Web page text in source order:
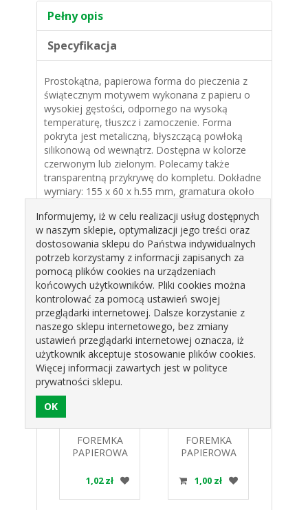
Pełny opis
Specyfikacja
Prostokątna, papierowa forma do pieczenia z
świątecznym motywem wykonana z papieru o
wysokiej gęstości, odpornego na wysoką
temperaturę, tłuszcz i zamoczenie. Forma
pokryta jest metaliczną, błyszczącą powłoką
silikonową od wewnątrz. Dostępna w kolorze
czerwonym lub zielonym. Polecamy także
transparentną przykrywę do kompletu. Dokładne
wymiary: 155 x 60 x h.55 mm, gramatura około
doskonale eksponuje wszelkie wypieki - słodkie i
wytrawne. Polecana do ciast drożdżowych,
keksa, makowca a także pasztetów.
Produkty pokrewne
FOREMKA
PAPIEROWA
155x60x55
PAPILART
1,02 zł
FOREMKA
PAPIEROWA
1,00 zł
Informujemy, iż w celu realizacji usług dostępnych
w naszym sklepie, optymalizacji jego treści oraz
dostosowania sklepu do Państwa indywidualnych
potrzeb korzystamy z informacji zapisanych za
pomocą plików cookies na urządzeniach
końcowych użytkowników. Pliki cookies można
kontrolować za pomocą ustawień swojej
przeglądarki internetowej. Dalsze korzystanie z
naszego sklepu internetowego, bez zmiany
ustawień przeglądarki internetowej oznacza, iż
użytkownik akceptuje stosowanie plików cookies.
Więcej informacji zawartych jest w polityce
prywatności sklepu.